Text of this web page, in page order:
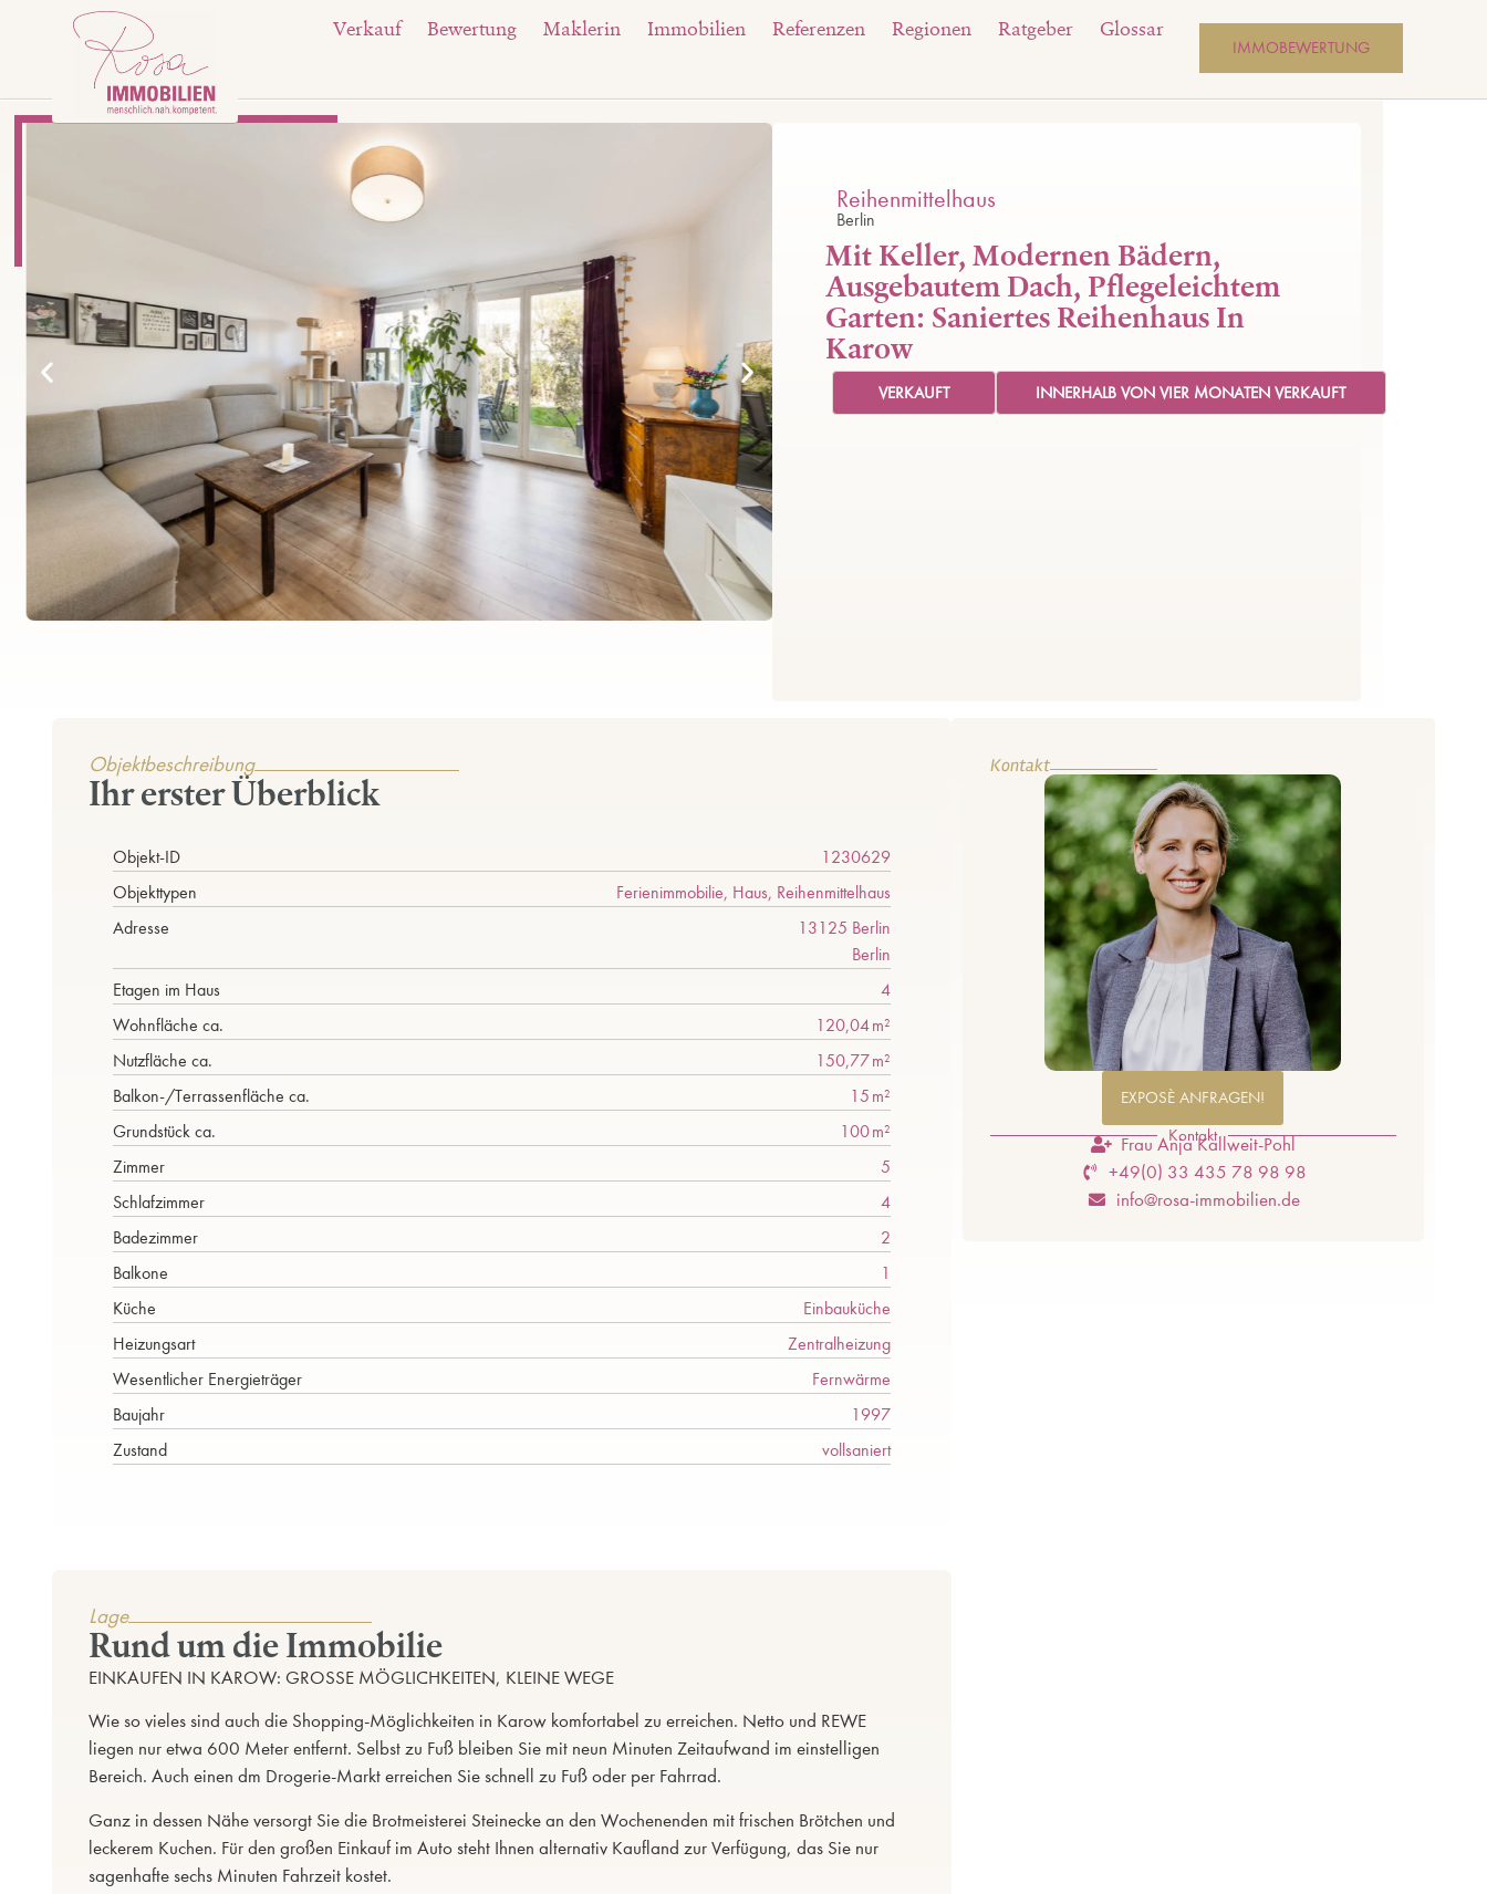
Verkauf Bewertung Maklerin Immobilien Referenzen Regionen Ratgeber Glossar
IMMOBEWERTUNG
Berlin
Reihenmittelhaus
Mit Keller, Modernen Bädern,
Ausgebautem Dach, Pflegeleichtem
Garten: Saniertes Reihenhaus In
Karow
VERKAUFT INNERHALB VON VIER MONATEN VERKAUFT
Objektbeschreibung
Ihr erster Überblick
Objekt-ID
1230629
Objekttypen
Ferienimmobilie, Haus, Reihenmittelhaus
Adresse
13125 Berlin
Berlin
Etagen im Haus
4
Wohnfläche ca.
120,04 m²
Nutzfläche ca.
150,77 m²
Balkon-/Terrassen­fläche ca.
15 m²
Grund­stück ca.
100 m²
Zimmer
5
Schlafzimmer
4
Badezimmer
2
Balkone
1
Küche
Einbauküche
Heizungsart
Zentralheizung
Wesentlicher Energieträger
Fernwärme
Baujahr
1997
Zustand
vollsaniert
Lage
Rund um die Immobilie
EINKAUFEN IN KAROW: GROSSE MÖGLICHKEITEN, KLEINE WEGE
Wie so vieles sind auch die Shopping-Möglichkeiten in Karow komfortabel zu erreichen. Netto und REWE
liegen nur etwa 600 Meter entfernt. Selbst zu Fuß bleiben Sie mit neun Minuten Zeitaufwand im einstelligen
Bereich. Auch einen dm Drogerie-Markt erreichen Sie schnell zu Fuß oder per Fahrrad.
Ganz in dessen Nähe versorgt Sie die Brotmeisterei Steinecke an den Wochenenden mit frischen Brötchen und
leckerem Kuchen. Für den großen Einkauf im Auto steht Ihnen alternativ Kaufland zur Verfügung, das Sie nur
sagenhafte sechs Minuten Fahrzeit kostet.
Kontakt
EXPOSÈ ANFRAGEN!
Kontakt
Frau Anja Kallweit-Pohl
+49(0) 33 435 78 98 98
info@rosa-immobilien.de